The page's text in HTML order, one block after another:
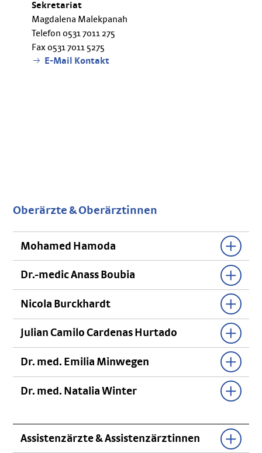
Sekretariat
Magdalena Malekpanah
Telefon 0531 7011 275
Fax 0531 7011 5275
E-Mail Kontakt
Oberärzte & Oberärztinnen
Mohamed Hamoda
Dr.-medic Anass Boubia
Nicola Burckhardt
Julian Camilo Cardenas Hurtado
Dr. med. Emilia Minwegen
Dr. med. Natalia Winter
Assistenzärzte & Assistenzärztinnen